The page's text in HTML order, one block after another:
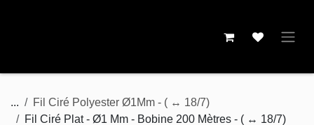
... Fil Ciré Polyester Ø1Mm - ( ↔ 18/7)